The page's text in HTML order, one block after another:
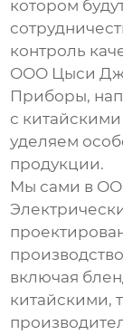
котором
контроль
ООО Цыси
Приборы,
с
уделяем
продукции.
Мы сами в
включая
китайскими,